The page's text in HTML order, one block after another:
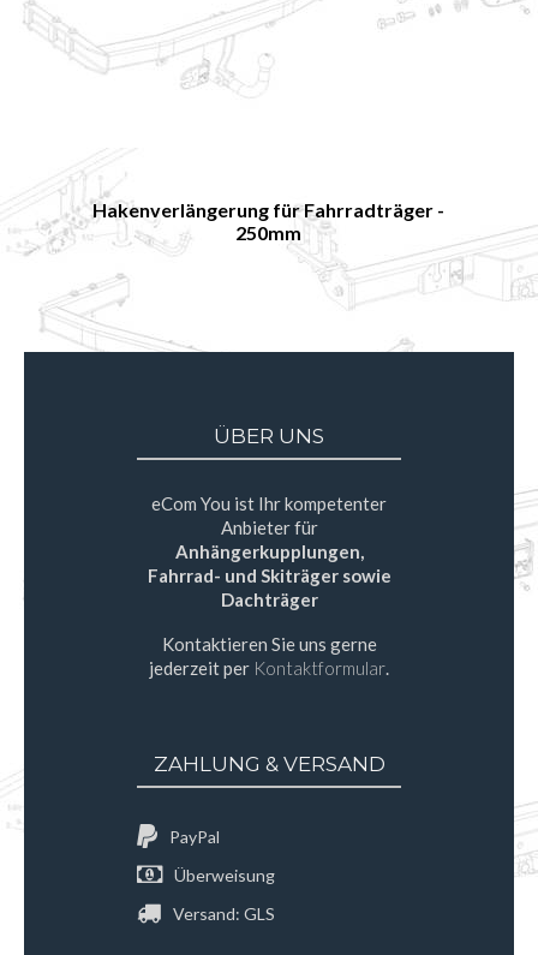
Hakenverlängerung für Fahrradträger -
250mm
ÜBER UNS
eCom You ist Ihr kompetenter
Anbieter für
Anhängerkupplungen,
Fahrrad- und Skiträger sowie
Dachträger
Kontaktieren Sie uns gerne
jederzeit per Kontaktformular.
ZAHLUNG & VERSAND
PayPal
Überweisung
Versand: GLS